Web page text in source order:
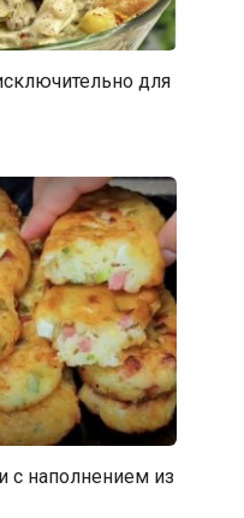
для
с наполнением из